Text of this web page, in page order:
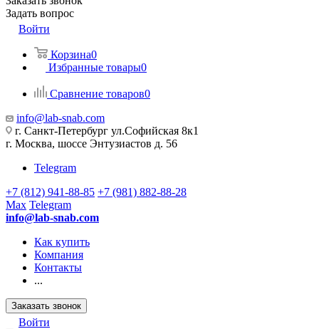
Задать вопрос
Войти
Корзина0
Избранные товары0
Сравнение товаров0
info@lab-snab.com
г. Санкт-Петербург ул.Софийская 8к1
г. Москва, шоссе Энтузиастов д. 56
Telegram
+7 (812) 941-88-85 +7 (981) 882-88-28
Max Telegram
info@lab-snab.com
Как купить
Компания
Контакты
...
Заказать звонок
Войти